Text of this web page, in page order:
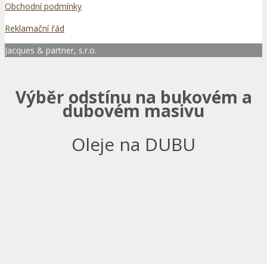
Obchodní podmínky
Reklamační řád
Jacques & partner, s.r.o.
Výběr odstínu na bukovém a
dubovém masivu
Oleje na DUBU